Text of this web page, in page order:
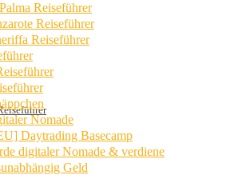
Reiseführer
Reiseführer
Reiseführer
Nomade
Daytrading Basecamp
digitaler Nomade & verdiene
Geld